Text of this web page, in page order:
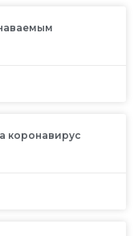
коронавирус